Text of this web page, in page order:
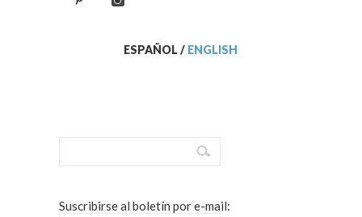
ESPAÑOL / ENGLISH
Suscribirse al boletín por e-mail: